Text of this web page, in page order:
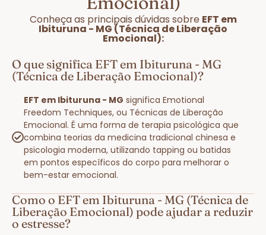
Conheça as principais dúvidas sobre EFT em
Ibituruna - MG (Técnica de Liberação
Emocional):
O que significa EFT em Ibituruna - MG
(Técnica de Liberação Emocional)?
EFT em Ibituruna - MG significa Emotional
Freedom Techniques, ou Técnicas de Liberação
Emocional. É uma forma de terapia psicológica que
combina teorias da medicina tradicional chinesa e
psicologia moderna, utilizando tapping ou batidas
em pontos específicos do corpo para melhorar o
bem-estar emocional.
Como o EFT em Ibituruna - MG (Técnica de
Liberação Emocional) pode ajudar a reduzir
o estresse?